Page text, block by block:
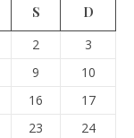
S
D
2
3
9
10
16
17
23
24